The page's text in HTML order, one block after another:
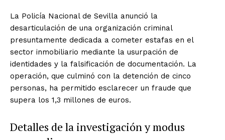
La Policía Nacional de Sevilla anunció la
desarticulación de una organización criminal
presuntamente dedicada a cometer estafas en el
sector inmobiliario mediante la usurpación de
identidades y la falsificación de documentación. La
operación, que culminó con la detención de cinco
personas, ha permitido esclarecer un fraude que
supera los 1,3 millones de euros.
Detalles de la investigación y modus